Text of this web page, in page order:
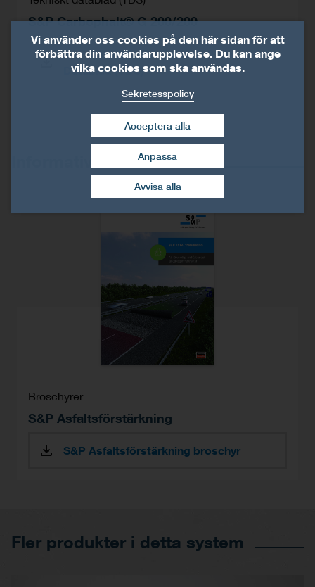
S&P Carbophalt® G 200/200
S&P Carbophalt® G 200/200 Tekniskt
Datablad (TDS)
Informativa dokument
Broschyrer
S&P Asfaltsförstärkning
S&P Asfaltsförstärkning broschyr
Fler produkter i detta system
Vi använder oss cookies på den här sidan för att
förbättra din användarupplevelse. Du kan ange
vilka cookies som ska användas.
Sekretesspolicy
Avvisa alla
Acceptera alla
dra tillbaka mitt
samtycke
Anpassa